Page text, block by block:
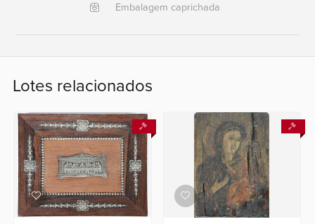
0791
2554
6400
Fale
conosco
Embalagem caprichada
Lotes relacionados